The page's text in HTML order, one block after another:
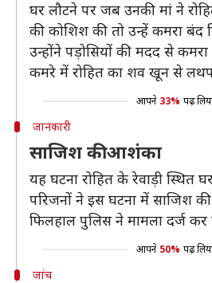
घर लौटने पर जब उनकी मां ने
की कोशिश की तो उन्हें कमरा बंद
उन्होंने पड़ोसियों की मदद से कमरा
कमरे में रोहित का शव खून से
आपने 33% पढ़
जानकारी
साजिश की आशंका
यह घटना रोहित के रेवाड़ी स्थित
परिजनों ने इस घटना में साजिश
फिलहाल पुलिस ने मामला दर्ज
आपने 50% पढ़
जांच